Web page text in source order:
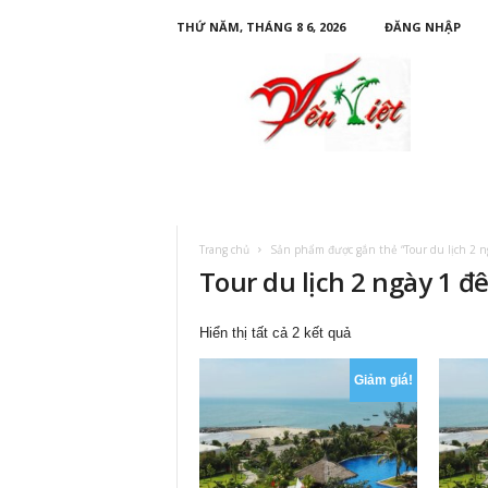
THỨ NĂM, THÁNG 8 6, 2026
ĐĂNG NHẬP
Trang chủ Sản phẩm được gắn thẻ “Tour du lịch 2
Tour du lịch 2 ngày 1
Hiển thị tất cả 2 kết quảĐã
sắp
xếp
theo
mới
nhất
Giảm giá!